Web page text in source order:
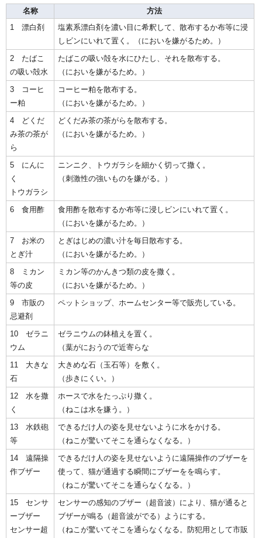
名称
方法
1 漂白剤
塩素系漂白剤を濃い目に希釈して、散布するか布等に浸
しビンにいれて置く。（においを嫌がるため。）
2 たばこ
の吸い殻水
たばこの吸い殻を水にひたし、それを散布する。
（においを嫌がるため。）
3 コーヒ
ー粕
コーヒー粕を散布する。
（においを嫌がるため。）
4 どくだ
み茶の茶が
ら
どくだみ茶の茶がらを散布する。
（においを嫌がるため。）
5 にんに
く
トウガラシ
ニンニク、トウガラシを細かく切って撒く。
（刺激性の強いものを嫌がる。）
6 食用酢
食用酢を散布するか布等に浸しビンにいれて置く。
（においを嫌がるため。）
7 お米の
とぎ汁
とぎはじめの濃い汁を毎日散布する。
（においを嫌がるため。）
8 ミカン
等の皮
ミカン等のかんきつ類の皮を撒く。
（においを嫌がるため。）
9 市販の
忌避剤
ペットショップ、ホームセンター等で販売している。
10 ゼラニ
ウム
ゼラニウムの鉢植えを置く。
（葉がにおうので近寄らな
11 大きな
石
大きめな石（玉石等）を敷く。
（歩きにくい。）
12 水を撒
く
ホースで水をたっぷり撒く。
（ねこは水を嫌う。）
13 水鉄砲
等
できるだけ人の姿を見せないように水をかける。
（ねこが驚いてそこを通らなくなる。）
14 遠隔操
作ブザー
できるだけ人の姿を見せないように遠隔操作のブザーを
使って、猫が通過する瞬間にブザーをを鳴らす。
（ねこが驚いてそこを通らなくなる。）
15 センサ
ーブザー
センサー超
センサーの感知のブザー（超音波）により、猫が通ると
ブザーが鳴る（超音波がでる）ようにする。
（ねこが驚いてそこを通らなくなる。防犯用として市販